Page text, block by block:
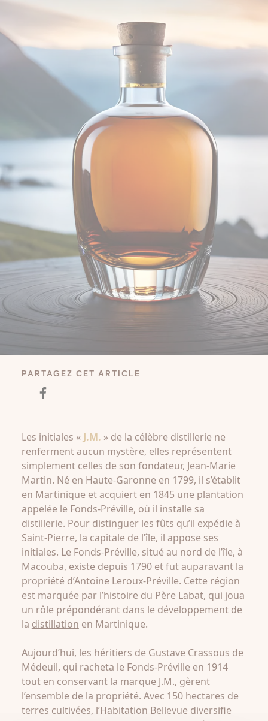
PARTAGEZ CET ARTICLE
Les initiales « J.M. » de la célèbre distillerie ne
renferment aucun mystère, elles représentent
simplement celles de son fondateur, Jean-Marie
Martin. Né en Haute-Garonne en 1799, il s’établit
en Martinique et acquiert en 1845 une plantation
appelée le Fonds-Préville, où il installe sa
distillerie. Pour distinguer les fûts qu’il expédie à
Saint-Pierre, la capitale de l’île, il appose ses
initiales. Le Fonds-Préville, situé au nord de l’île, à
Macouba, existe depuis 1790 et fut auparavant la
propriété d’Antoine Leroux-Préville. Cette région
est marquée par l’histoire du Père Labat, qui joua
un rôle prépondérant dans le développement de
la distillation en Martinique.
Aujourd’hui, les héritiers de Gustave Crassous de
Médeuil, qui racheta le Fonds-Préville en 1914
tout en conservant la marque J.M., gèrent
l’ensemble de la propriété. Avec 150 hectares de
terres cultivées, l’Habitation Bellevue diversifie